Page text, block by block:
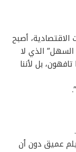
أصبح
الذي لا
بل لأننا
عميق دون أن